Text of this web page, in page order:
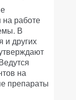
на работе
В
и других
на
препараты